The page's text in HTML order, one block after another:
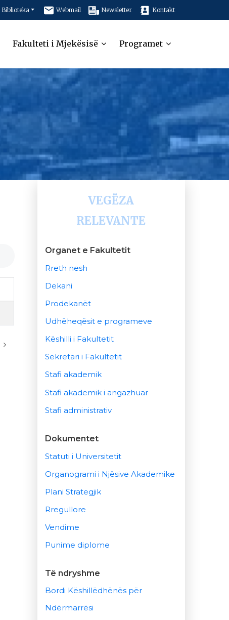
Biblioteka Webmail Newsletter Kontakt
Fakulteti i Mjekësisë Programet
VEGËZA
RELEVANTE
Organet e Fakultetit
Rreth nesh
Dekani
Prodekanët
Udhëheqësit e programeve
Këshilli i Fakultetit
Sekretari i Fakultetit
Stafi akademik
Stafi akademik i angazhuar
Stafi administrativ
Dokumentet
Statuti i Universitetit
Organogrami i Njësive Akademike
Plani Strategjik
Rregullore
Vendime
Punime diplome
Të ndryshme
Bordi Këshillëdhënës për
Ndërmarrësi